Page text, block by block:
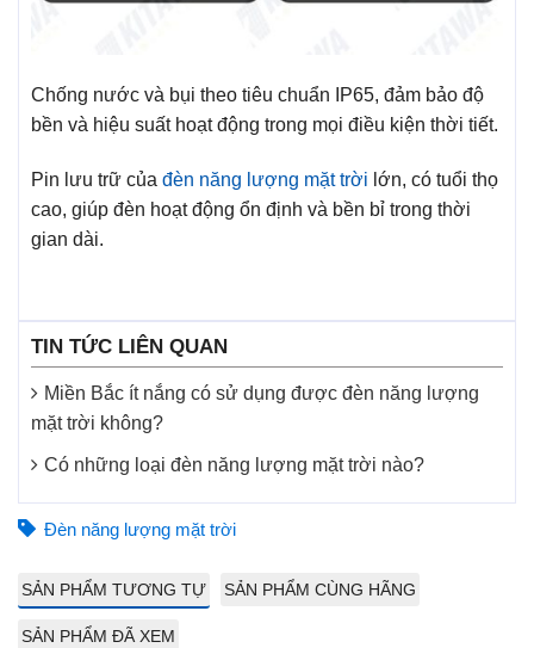
Chống nước và bụi theo tiêu chuẩn IP65, đảm bảo độ
bền và hiệu suất hoạt động trong mọi điều kiện thời tiết.
Pin lưu trữ của đèn năng lượng mặt trời lớn, có tuổi thọ
cao, giúp đèn hoạt động ổn định và bền bỉ trong thời
gian dài.
TIN TỨC LIÊN QUAN
Miền Bắc ít nắng có sử dụng được đèn năng lượng
mặt trời không?
Có những loại đèn năng lượng mặt trời nào?
Đèn năng lượng mặt trời
SẢN PHẨM TƯƠNG TỰ SẢN PHẨM CÙNG HÃNG
SẢN PHẨM ĐÃ XEM